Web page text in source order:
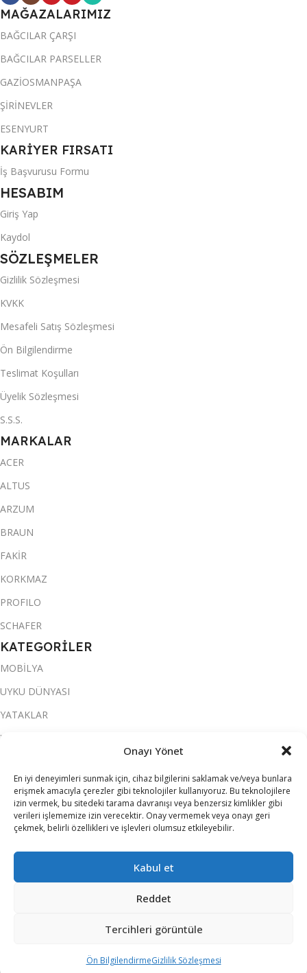
Onayı Yönet
En iyi deneyimleri sunmak için, cihaz bilgilerini saklamak ve/veya bunlara
erişmek amacıyla çerezler gibi teknolojiler kullanıyoruz. Bu teknolojilere
izin vermek, bu sitedeki tarama davranışı veya benzersiz kimlikler gibi
verileri işlememize izin verecektir. Onay vermemek veya onayı geri
çekmek, belirli özellikleri ve işlevleri olumsuz etkileyebilir.
Kabul et
Reddet
Tercihleri görüntüle
Ön BilgilendirmeGizlilik Sözleşmesi
MAĞAZALARIMIZ
BAĞCILAR ÇARŞI
BAĞCILAR PARSELLER
GAZİOSMANPAŞA
ŞİRİNEVLER
ESENYURT
KARİYER FIRSATI
İş Başvurusu Formu
HESABIM
Giriş Yap
Kaydol
SÖZLEŞMELER
Gizlilik Sözleşmesi
KVKK
Mesafeli Satış Sözleşmesi
Ön Bilgilendirme
Teslimat Koşulları
Üyelik Sözleşmesi
S.S.S.
MARKALAR
ACER
ALTUS
ARZUM
BRAUN
FAKİR
KORKMAZ
PROFILO
SCHAFER
KATEGORİLER
MOBİLYA
UYKU DÜNYASI
YATAKLAR
YATAK ODASI
KOLTUK TAKIMI
YEMEK ODASI
SOFRA & MUTFAK
ELEKTRİKLİ EV ALETLERİ
ATILIM ALIŞVERİŞ MERKEZLERİ 2026 TÜM HAKLARI SAKLIDIR.